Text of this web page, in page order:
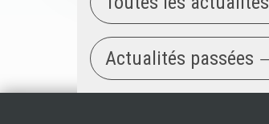
Actualités passées